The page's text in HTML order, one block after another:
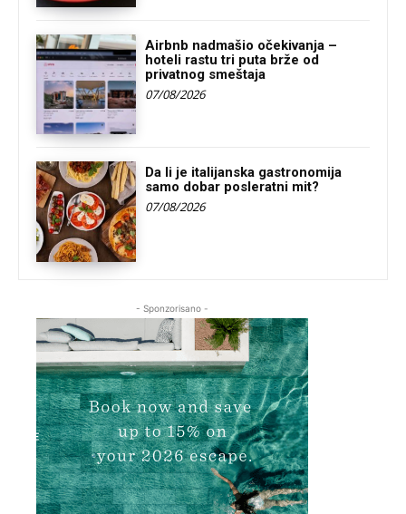
Airbnb nadmašio očekivanja –
hoteli rastu tri puta brže od
privatnog smeštaja
07/08/2026
Da li je italijanska gastronomija
samo dobar posleratni mit?
07/08/2026
- Sponzorisano -